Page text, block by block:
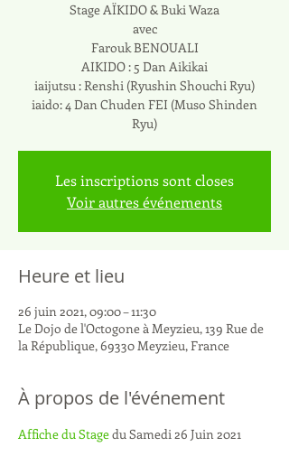
Stage AÏKIDO & Buki Waza
avec
Farouk BENOUALI
AIKIDO : 5 Dan Aikikai
iaijutsu : Renshi (Ryushin Shouchi Ryu)
iaido: 4 Dan Chuden FEI (Muso Shinden
Ryu)
Les inscriptions sont closes
Voir autres événements
Heure et lieu
26 juin 2021, 09:00 – 11:30
Le Dojo de l'Octogone à Meyzieu, 139 Rue de
la République, 69330 Meyzieu, France
À propos de l'événement
Affiche du Stage du Samedi 26 Juin 2021